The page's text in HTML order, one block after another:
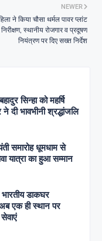
NEWER
ने किया चौसा थर्मल पावर प्लांट
स्थानीय रोजगार व प्रदूषण
नियंत्रण पर दिए सख्त निर्देश
सिन्हा को महर्षि
ने दी भावभीनी श्रद्धांजलि
समारोह धूमधाम से
यात्रा का हुआ सम्मान
डाकघर
एक ही स्थान पर